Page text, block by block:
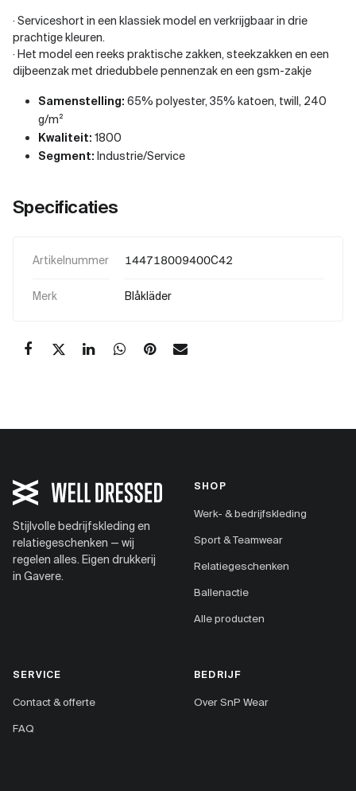
· Serviceshort in een klassiek model en verkrijgbaar in drie
prachtige kleuren.
· Het model een reeks praktische zakken, steekzakken en een
dijbeenzak met driedubbele pennenzak en een gsm-zakje
Samenstelling: 65% polyester, 35% katoen, twill, 240
g/m²
Kwaliteit: 1800
Segment: Industrie/Service
Specificaties
Artikelnummer 144718009400C42
Merk Blåkläder
Stijlvolle bedrijfskleding en
relatiegeschenken — wij
regelen alles. Eigen drukkerij
in Gavere.
SHOP
Werk- & bedrijfskleding
Sport & Teamwear
Relatiegeschenken
Ballenactie
Alle producten
SERVICE
Contact & offerte
FAQ
BEDRIJF
Over SnP Wear